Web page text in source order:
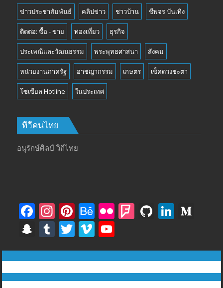
ข่าวประชาสัมพันธ์ คลิปข่าว ชาวบ้าน ชีพจร บันเทิง
ติดต่อ: ซื้อ - ขาย ท่องเที่ยว ธุรกิจ
ประเพณีและวัฒนธรรม พระพุทธศาสนา สังคม
หน่วยงานภาครัฐ อาชญากรรม เกษตร เช็คดวงชะตา
โซเซียล Hotline ในประเทศ
ทีวีคนไทย
อนุรักษ์ศิลป์ วิถีไทย
F
ac
e
b
o
In
st
a
gr
a
Pi
nt
er
e
st
B
e
h
a
n
Fli F
rs
q
Gi
u
b
Li
e
dI
u
m
S
n
a
p
T
u
m
bl
T
w
itt
er
Vi
m
e
o
o
u
T